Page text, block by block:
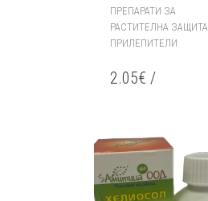
ПРЕПАРАТИ ЗА
РАСТИТЕЛНА ЗАЩИТА
ПРИЛЕПИТЕЛИ
2.05€ /